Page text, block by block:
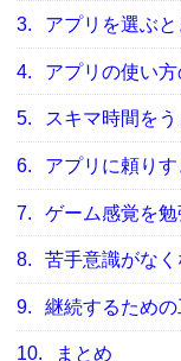
3. アプリを選ぶ
4. アプリの使い方
5. スキマ時間をう
6. アプリに頼り
7. ゲーム感覚を
8. 苦手意識がな
9. 継続するための
10. まとめ